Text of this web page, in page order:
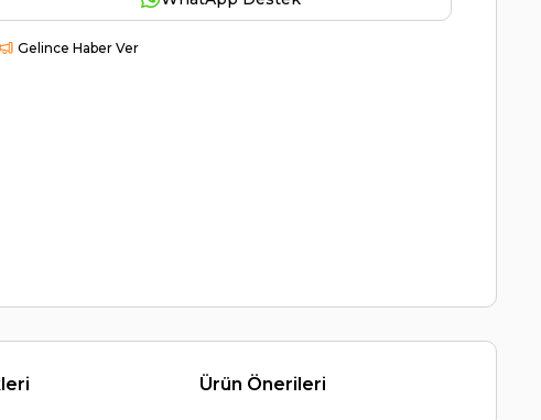
Gelince Haber Ver
Ürün Önerileri